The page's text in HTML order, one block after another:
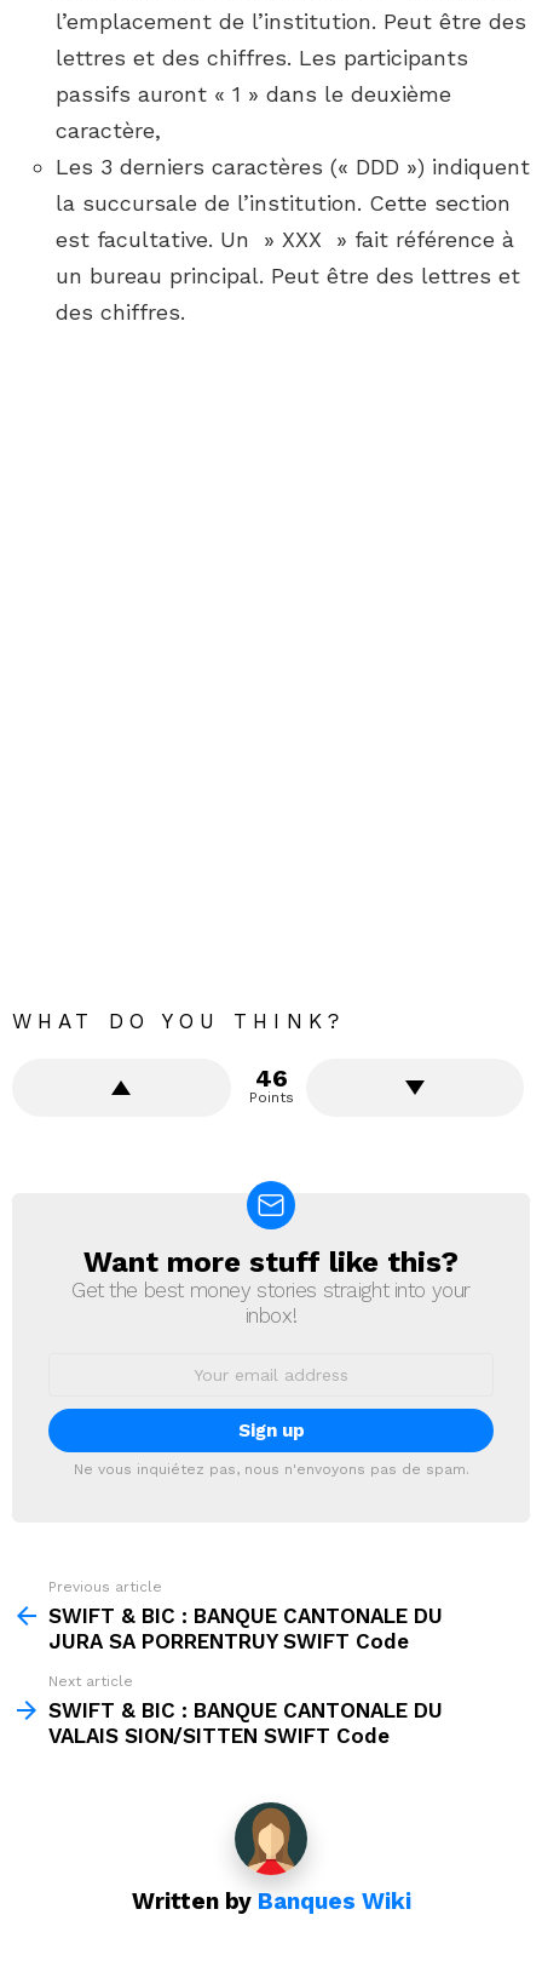
l’emplacement de l’institution. Peut être des
lettres et des chiffres. Les participants
passifs auront « 1 » dans le deuxième
caractère,
Les 3 derniers caractères (« DDD ») indiquent
la succursale de l’institution. Cette section
est facultative. Un » XXX » fait référence à
un bureau principal. Peut être des lettres et
des chiffres.
WHAT DO YOU THINK?
46
Points
NEWSLETTER
Want more stuff like this?
Get the best money stories straight into your
inbox!
Ne vous inquiétez pas, nous n'envoyons pas de spam.
more
Previous article
SWIFT & BIC : BANQUE CANTONALE DU
JURA SA PORRENTRUY SWIFT Code
Next article
SWIFT & BIC : BANQUE CANTONALE DU
VALAIS SION/SITTEN SWIFT Code
Written by Banques Wiki